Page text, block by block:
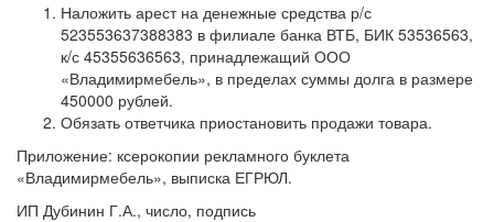
Наложить арест на денежные средства р/с
523553637388383 в филиале банка ВТБ, БИК 53536563,
к/с 45355636563, принадлежащий ООО
«Владимирмебель», в пределах суммы долга в размере
450000 рублей.
Обязать ответчика приостановить продажи товара.
Приложение: ксерокопии рекламного буклета
«Владимирмебель», выписка ЕГРЮЛ.
ИП Дубинин Г.А., число, подпись